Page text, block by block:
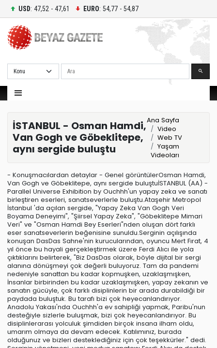
USD: 47,52 - 47,61 EURO: 54,77 - 54,87
Ara
İSTANBUL - Osman Hamdi,
Van Gogh ve Göbeklitepe,
aynı sergide buluştu
Ana Sayfa
Video
Web TV
Yaşam
Videoları
- Konuşmacılardan detaylar - Genel görüntülerOsman Hamdi,
Van Gogh ve Göbeklitepe, aynı sergide buluştuİSTANBUL (AA) -
Parallel Universe Exhibition by Ouchhh'un yapay zeka ve sanatı
birleştiren eserleri, sanatseverlerle buluştu.Ataşehir Metropol
İstanbul 'da açılan sergide, "Yapay Zeka Van Gogh Veri
Boyama Deneyimi", "Şiirsel Yapay Zeka", "Göbeklitepe Mimari
Veri" ve "Osman Hamdi Bey Eserleri"nden oluşan dört farklı
eser sanatseverlerin beğenisine sunuldu.Serginin açılışında
konuşan DasDas Sahne'nin kurucularından, oyuncu Mert Fırat, 4
yıl önce bu hayali gerçekleştirmek üzere Ferdi Alıcı ile yola
çıktıklarını belirterek, "Biz DasDas olarak, böyle dijital bir sergi
alanına dönüşmeyi çok değerli buluyoruz. Tam da pandemi
nedeniyle sanattan bu kadar kopmuşken, uzaklaşmışken,
İnsanlar birbirinden bu kadar uzaklaşmışken, yapay zekanın ve
sanatın gücüyle, çok farklı disiplinlerin bir arada durabildiği bir
paydada buluştuk. Bu tarafı bizi çok heyecanlandırıyor.
Anadolu Yakası'nda Ouchhh'a ev sahipliği yapmak, Paribu'nun
desteğiyle sizlerle buluşmak, bizi çok heyecanlandırıyor. Bu
disiplinlerarası yolculuk şimdiden birçok insana ilham oldu,
umarım olmaya da devam edecek. Katılımınız, burada
olduğunuz ve bizleri desteklediğiniz için çok teşekkürler." dedi.